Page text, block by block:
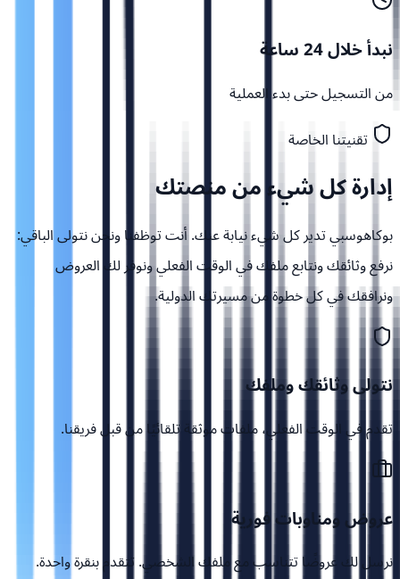
نبدأ خلال 24 ساعة
من التسجيل حتى بدء العملية
تقنيتنا الخاصة
إدارة كل شيء منمنصتك
بوكاهوسبي تدير كل شيء نيابة عنك. أنت توظفنا ونحن نتولى الباقي:
نرفع وثائقك ونتابع ملفك في الوقت الفعلي ونوفر لك العروض
ونرافقك في كل خطوة من مسيرتك الدولية.
نتولى وثائقك وملفك
تقدم في الوقت الفعلي، ملفات موثقة تلقائيًا من قبل فريقنا.
عروض ومناوبات فورية
نرسل لك عروضًا تتناسب مع ملفك الشخصي. تتقدم بنقرة واحدة.